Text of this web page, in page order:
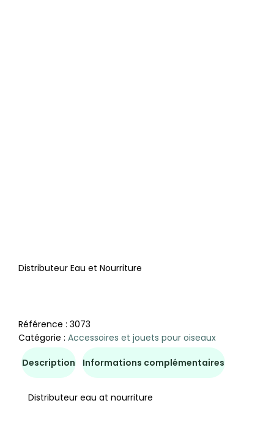
Distributeur Eau et Nourriture
Référence : 3073
Catégorie : Accessoires et jouets pour oiseaux
Description Informations complémentaires
Distributeur eau at nourriture